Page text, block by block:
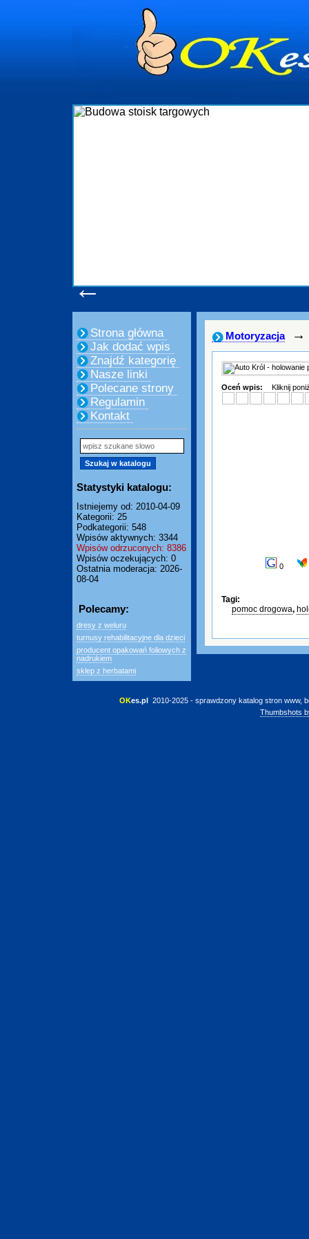
←
Strona główna
Jak dodać wpis
Znajdź kategorię
Nasze linki
Polecane strony
Regulamin
Kontakt
Statystyki katalogu:
Istniejemy od: 2010-04-09
Kategorii: 25
Podkategorii: 548
Wpisów aktywnych: 3344
Wpisów odrzuconych: 8386
Wpisów oczekujących: 0
Ostatnia moderacja: 2026-
08-04
Polecamy:
dresy z weluru
turnusy rehabilitacyjne dla dzieci
producent opakowań foliowych z
nadrukiem
sklep z herbatami
Motoryzacja →
Oceń wpis: Kliknij
0
Tagi:
pomoc drogowa,
OKes.pl 2010-2025 - sprawdzony katalog stron www,
Thumbshots